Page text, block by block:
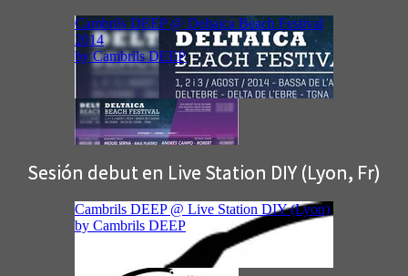
Sesión debut en Live Station DIY (Lyon, Fr)